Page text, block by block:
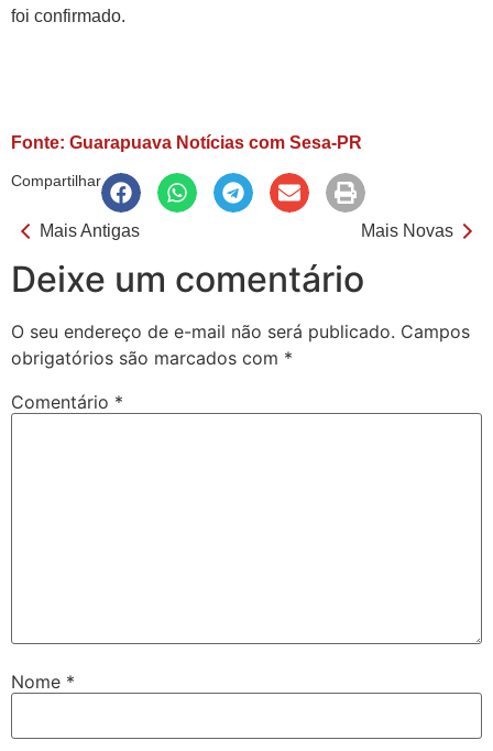
foi confirmado.
Fonte: Guarapuava Notícias com Sesa-PR
Compartilhar
Mais Antigas Mais Novas
Deixe um comentário
O seu endereço de e-mail não será publicado. Campos
obrigatórios são marcados com *
Comentário *
Nome *